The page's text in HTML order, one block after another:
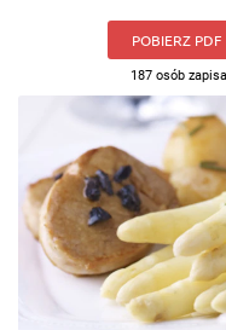
POBIERZ PDF
187 osób